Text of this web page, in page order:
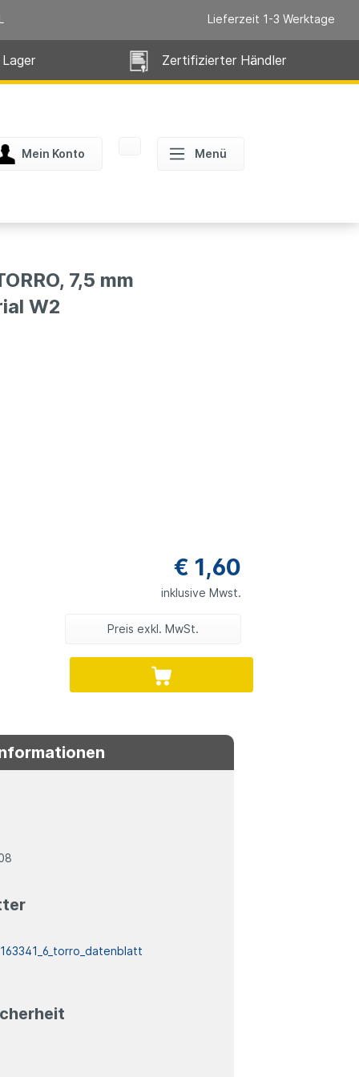
Lieferzeit 1-3 Werktage
Zertifizierter Händler
Mein Konto Menü
7,5 mm
W2
€ 1,60
inklusive Mwst.
Preis exkl. MwSt.
163341_6_torro_datenblatt